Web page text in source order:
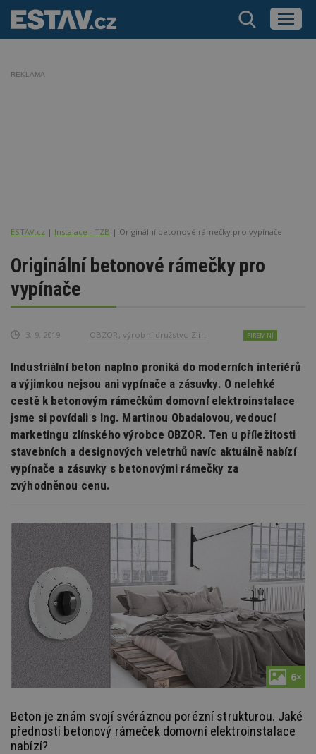
REKLAMA
ESTAV.cz Instalace - TZB Originální betonové rámečky pro vypínače
Originální betonové rámečky pro
vypínače
3. 9. 2019 OBZOR, výrobní družstvo Zlín FIREMNÍ
Industriální beton naplno proniká do moderních interiérů
a výjimkou nejsou ani vypínače a zásuvky. O nelehké
cestě k betonovým rámečkům domovní elektroinstalace
jsme si povídali s Ing. Martinou Obadalovou, vedoucí
marketingu zlínského výrobce OBZOR. Ten u příležitosti
stavebních a designových veletrhů navíc aktuálně nabízí
vypínače a zásuvky s betonovými rámečky za
zvýhodněnou cenu.
6×
Beton je znám svojí svéráznou porézní strukturou. Jaké
přednosti betonový rámeček domovní elektroinstalace
nabízí?